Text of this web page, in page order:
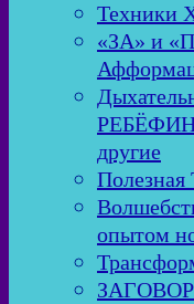
Техники
«ЗА» и
другие
Полезная
опытом
ЗАГОВОР